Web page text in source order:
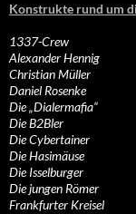
Konstrukte rund um
1337-Crew
Alexander Hennig
Christian Müller
Daniel Rosenke
Die „Dialermafia“
Die B2Bler
Die Cybertainer
Die Hasimäuse
Die Isselburger
Die jungen Römer
Frankfurter Kreisel